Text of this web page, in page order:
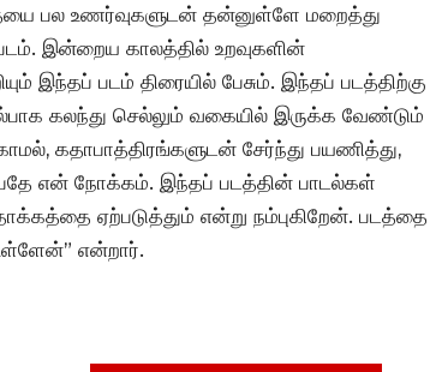
பல உணர்வுகளுடன் தன்னுள்ளே மறைத்து
படம். இன்றைய காலத்தில் உறவுகளின்
இந்தப் படம் திரையில் பேசும். இந்தப் படத்திற்கு
கலந்து செல்லும் வகையில் இருக்க வேண்டும்
கதாபாத்திரங்களுடன் சேர்ந்து பயணித்து,
என் நோக்கம். இந்தப் படத்தின் பாடல்கள்
ஏற்படுத்தும் என்று நம்புகிறேன். படத்தை
என்றார்.